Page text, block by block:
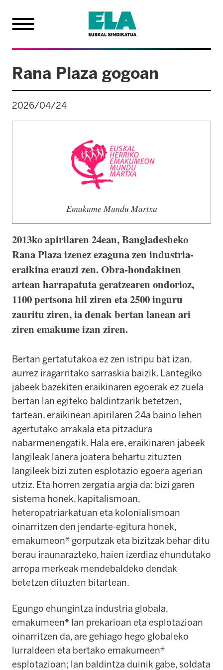
Rana Plaza gogoan
2026/04/24
Emakume Mundu Martxa
2013ko apirilaren 24ean, Bangladesheko
Rana Plaza izenez ezaguna zen industria-
eraikina erauzi zen. Obra-hondakinen
artean harrapatuta geratzearen ondorioz,
1100 pertsona hil ziren eta 2500 inguru
zauritu ziren, ia denak bertan lanean ari
ziren emakume izan ziren.
Bertan gertatutakoa ez zen istripu bat izan,
aurrez iragarritako sarraskia baizik. Lantegiko
jabeek bazekiten eraikinaren egoerak ez zuela
bertan lan egiteko baldintzarik betetzen,
tartean, eraikinean apirilaren 24a baino lehen
agertutako arrakala eta pitzadura
nabarmenengatik. Hala ere, eraikinaren jabeek
langileak lanera joatera behartu zituzten
langileek bizi zuten esplotazio egoera agerian
utziz. Eta horren zergatia argia da: bizi garen
sistema honek, kapitalismoan,
heteropatriarkatuan eta kolonialismoan
oinarritzen den jendarte-egitura honek,
emakumeon* gorputzak eta bizitzak behar ditu
berau iraunarazteko, haien izerdiaz ehundutako
arropa merkeak mendebaldeko dendak
betetzen dituzten bitartean.
Egungo ehungintza industria globala,
emakumeen* lan prekarioan eta esplotazioan
oinarritzen da, are gehiago hego globaleko
lurraldeen eta bertako emakumeen*
esplotazioan; lan baldintza duinik gabe, soldata